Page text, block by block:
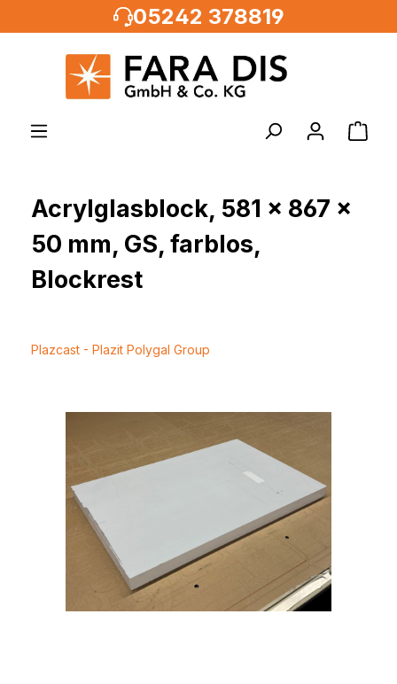
05242 378819
Acrylglasblock, 581 x 867 x
50 mm, GS, farblos,
Blockrest
Plazcast - Plazit Polygal Group